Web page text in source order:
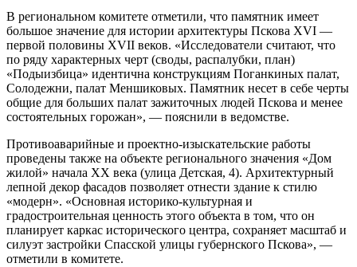
В региональном комитете отметили, что памятник имеет
большое значение для истории архитектуры Пскова XVI —
первой половины XVII веков. «Исследователи считают, что
по ряду характерных черт (своды, распалубки, план)
«Подыизбица» идентична конструкциям Поганкиных палат,
Солодежни, палат Меншиковых. Памятник несет в себе черты
общие для больших палат зажиточных людей Пскова и менее
состоятельных горожан», — пояснили в ведомстве.
Противоаварийные и проектно-изыскательские работы
проведены также на объекте регионального значения «Дом
жилой» начала XX века (улица Детская, 4). Архитектурный
лепной декор фасадов позволяет отнести здание к стилю
«модерн». «Основная историко-культурная и
градостроительная ценность этого объекта в том, что он
планирует каркас исторического центра, сохраняет масштаб и
силуэт застройки Спасской улицы губернского Пскова», —
отметили в комитете.